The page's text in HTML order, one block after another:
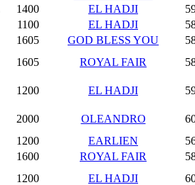
1400 EL HADJI
1100 EL HADJI
1605 GOD BLESS YOU
1605 ROYAL FAIR
1200 EL HADJI
2000 OLEANDRO
1200 EARLIEN
1600 ROYAL FAIR
1200 EL HADJI